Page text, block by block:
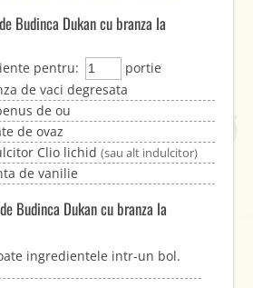
Budinca Dukan cu branza la
pentru:
portie
de vaci degresata
de ou
de ovaz
Clio lichid (sau alt indulcitor)
de vanilie
Budinca Dukan cu branza la
ingredientele intr-un bol.